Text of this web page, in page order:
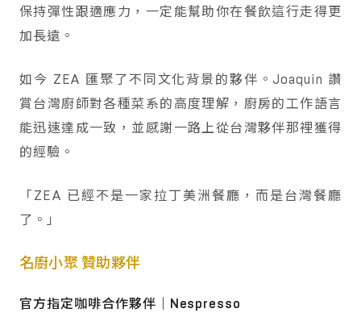
保持彈性跟適應力，一定能幫助你在餐飲這行走得更
加長遠。
如今 ZEA 匯聚了不同文化背景的夥伴。Joaquin 讚
賞台灣廚師對各種菜系的高度理解，廚房的工作語言
能迅速達成一致，並感謝一路上從台灣夥伴那裡獲得
的經驗。
「ZEA 已經不是一家拉丁美洲餐廳，而是台灣餐廳
了。」
名廚小聚 贊助夥伴
官方指定咖啡合作夥伴｜Nespresso